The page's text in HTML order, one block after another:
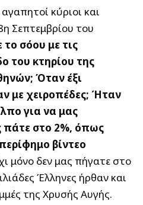
κύριοι και
Σεπτεμβρίου του
σόου με τις
του κτηρίου της
Όταν έξι
με χειροπέδες; Ήταν
για να μας
πάτε στο 2%, όπως
βίντεο
μόνο δεν μας πήγατε στο
Έλληνες ήρθαν και
της Χρυσής Αυγής.